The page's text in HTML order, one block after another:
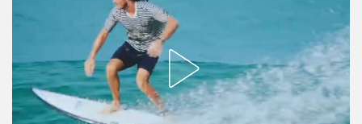
בין הסדינים
חיות מחמד
יוקר המחיה